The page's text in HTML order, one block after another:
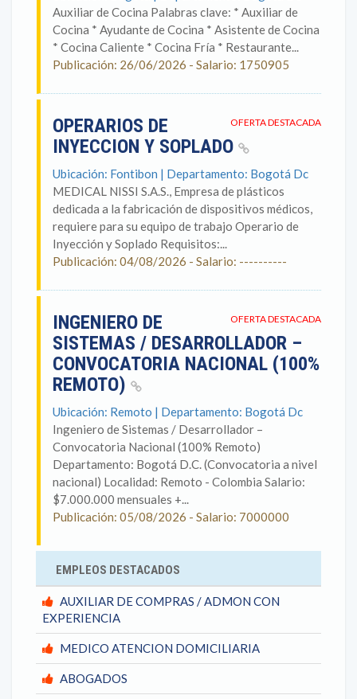
Auxiliar de Cocina Palabras clave: * Auxiliar de
Cocina * Ayudante de Cocina * Asistente de Cocina
* Cocina Caliente * Cocina Fría * Restaurante...
Publicación: 26/06/2026 - Salario: 1750905
OFERTA DESTACADA
OPERARIOS DE
INYECCION Y SOPLADO
Ubicación: Fontibon | Departamento: Bogotá Dc
MEDICAL NISSI S.A.S., Empresa de plásticos
dedicada a la fabricación de dispositivos médicos,
requiere para su equipo de trabajo Operario de
Inyección y Soplado Requisitos:...
Publicación: 04/08/2026 - Salario: ----------
OFERTA DESTACADA
INGENIERO DE
SISTEMAS / DESARROLLADOR –
CONVOCATORIA NACIONAL (100%
REMOTO)
Ubicación: Remoto | Departamento: Bogotá Dc
Ingeniero de Sistemas / Desarrollador –
Convocatoria Nacional (100% Remoto)
Departamento: Bogotá D.C. (Convocatoria a nivel
nacional) Localidad: Remoto - Colombia Salario:
$7.000.000 mensuales +...
Publicación: 05/08/2026 - Salario: 7000000
EMPLEOS DESTACADOS
AUXILIAR DE COMPRAS / ADMON CON
EXPERIENCIA
MEDICO ATENCION DOMICILIARIA
ABOGADOS